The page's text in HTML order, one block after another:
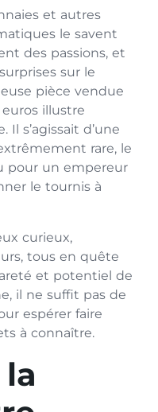
et autres
le savent
des passions, et
sur le
pièce vendue
illustre
s’agissait d’une
rare, le
pour un empereur
le tournis à
curieux,
tous en quête
et potentiel de
il ne suffit pas de
espérer faire
à connaître.